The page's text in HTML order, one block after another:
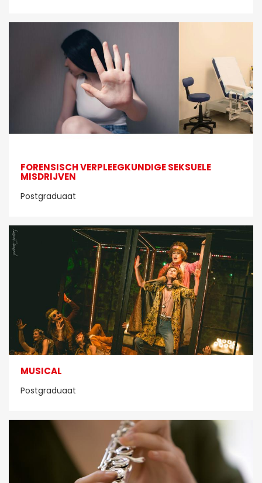
FORENSISCH VERPLEEGKUNDIGE SEKSUELE
MISDRIJVEN
Postgraduaat
MUSICAL
Postgraduaat